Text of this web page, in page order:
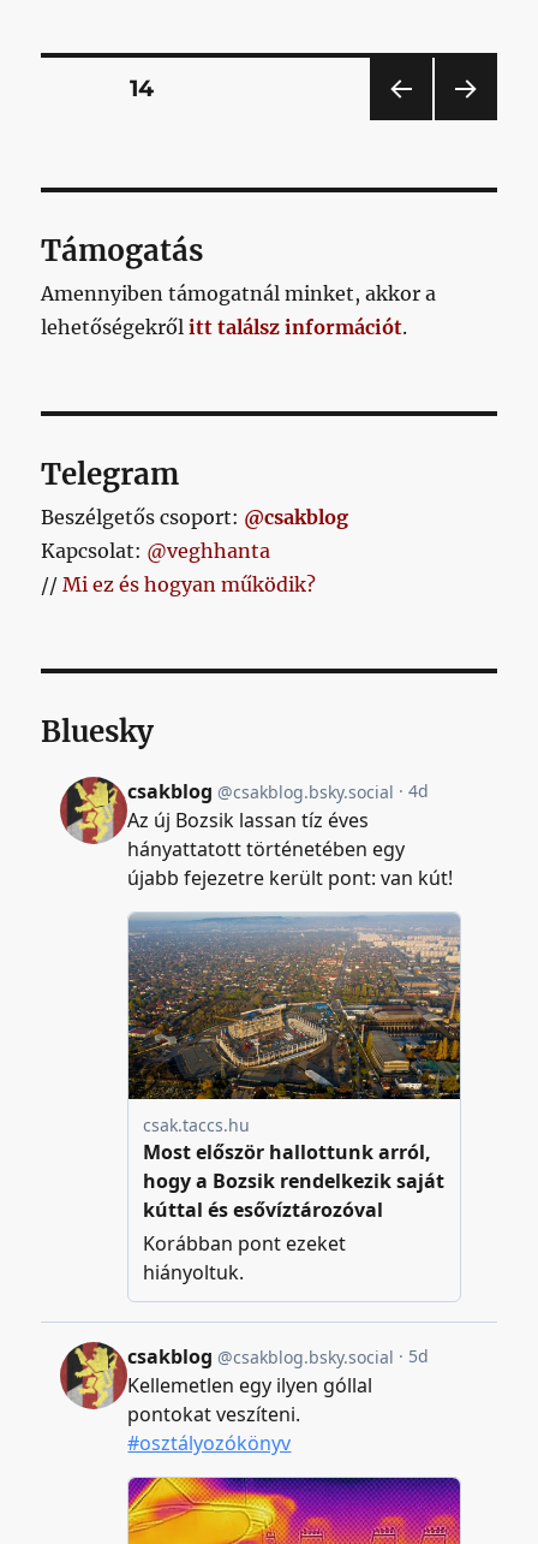
bejegyzéshez
Bejegyzések
AL
OLDAL14
OLD
Támogatás
Amennyiben támogatnál minket, akkor a
lehetőségekrőlitt találsz információt.
Telegram
Beszélgetős csoport: @csakblog
Kapcsolat: @veghhanta
//Mi ez és hogyan működik?
Bluesky